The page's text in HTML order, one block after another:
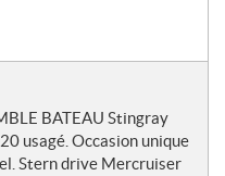
BATEAU Stingray
usagé. Occasion unique
Stern drive Mercruiser